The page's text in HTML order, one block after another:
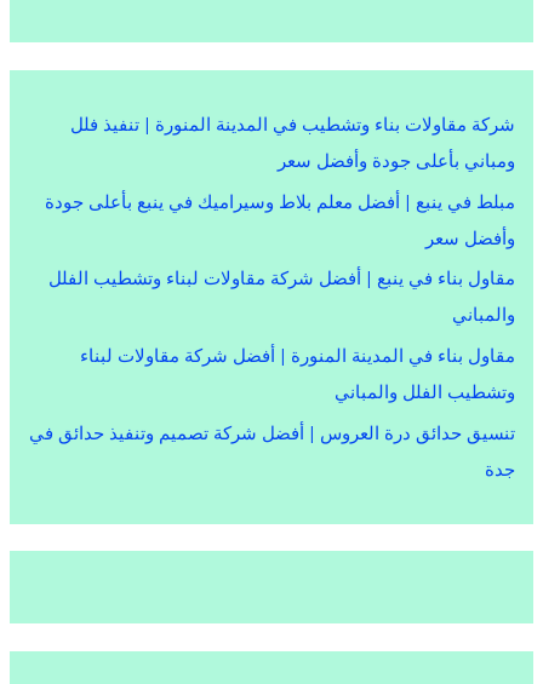
شركة مقاولات بناء وتشطيب في المدينة المنورة | تنفيذ فلل
ومباني بأعلى جودة وأفضل سعر
مبلط في ينبع | أفضل معلم بلاط وسيراميك في ينبع بأعلى جودة
وأفضل سعر
مقاول بناء في ينبع | أفضل شركة مقاولات لبناء وتشطيب الفلل
والمباني
مقاول بناء في المدينة المنورة | أفضل شركة مقاولات لبناء
وتشطيب الفلل والمباني
تنسيق حدائق درة العروس | أفضل شركة تصميم وتنفيذ حدائق في
جدة